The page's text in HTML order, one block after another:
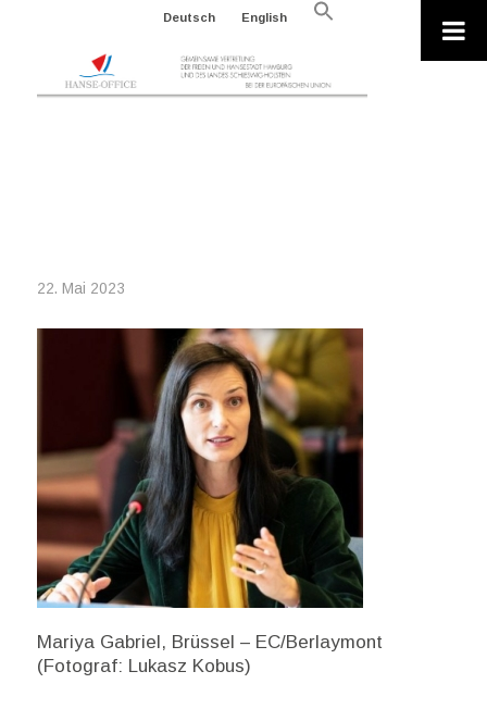
Deutsch English
Search
22. Mai 2023
Mariya Gabriel, Brüssel – EC/Berlaymont
(Fotograf: Lukasz Kobus)